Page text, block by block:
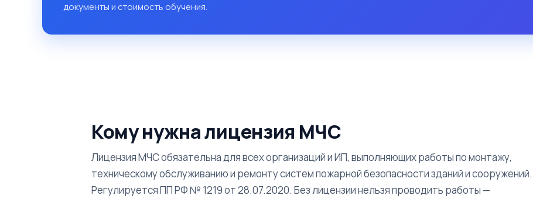
документы и стоимость обучения.
Кому нужна лицензия МЧС
Лицензия МЧС обязательна для всех организаций и ИП, выполняющих работы по монтажу,
техническому обслуживанию и ремонту систем пожарной безопасности зданий и сооружений.
Регулируется ПП РФ № 1219 от 28.07.2020. Без лицензии нельзя проводить работы —